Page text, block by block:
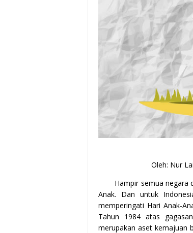
Oleh: Nur Laila
Hampir semua negara
Anak. Dan untuk
memperingati Hari Anak-
Tahun 1984 atas
merupakan aset kemajuan